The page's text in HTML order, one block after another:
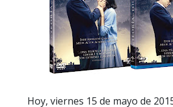
Hoy, viernes 15 de mayo de